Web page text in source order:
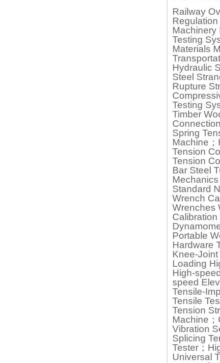
Railway
Machinery
Testing
Materials
Hydraulic
Steel
Rupture
Testing
Timber
Spring
Machine
Tension
Tension
Bar Steel
Standard
Wrench
Wrenches
Portable
Hardware
Knee-
Loading
High-
speed
Tensile-
Tensile
Tension
Machine
Vibration
Splicing
Tester；
Universal